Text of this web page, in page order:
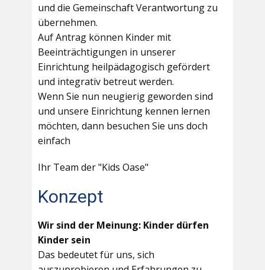
und die Gemeinschaft Verantwortung zu
übernehmen.
Auf Antrag können Kinder mit
Beeinträchtigungen in unserer
Einrichtung heilpädagogisch gefördert
und integrativ betreut werden.
Wenn Sie nun neugierig geworden sind
und unsere Einrichtung kennen lernen
möchten, dann besuchen Sie uns doch
einfach
Ihr Team der "Kids Oase"
Konzept
Wir sind der Meinung: Kinder dürfen
Kinder sein
Das bedeutet für uns, sich